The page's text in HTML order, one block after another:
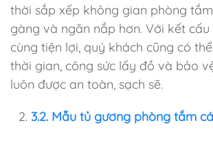
thời sắp xếp không gian phòng
gàng và ngăn nắp hơn. Với kết
cùng tiện lợi, quý khách cũng có
thời gian, công sức lấy đồ và bảo
luôn được an toàn, sạch sẽ.
3.2. Mẫu tủ gương phòng tắm